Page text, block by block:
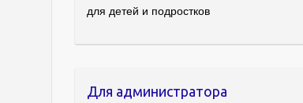
для детей и подростков
Для администратора